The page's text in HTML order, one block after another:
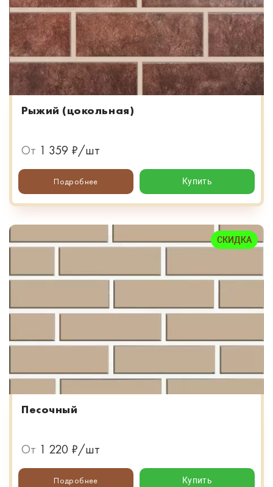
Рыжий (цокольная)
От 1 359 ₽/шт
Подробнее Купить
СКИДКА
Песочный
От 1 220 ₽/шт
Подробнее Купить